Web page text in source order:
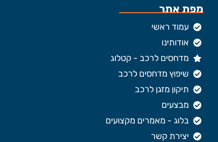
מפת אתר
עמוד ראשי
אודותינו
מדחסים לרכב - קטלוג
שיפוץ מדחסים לרכב
תיקון מזגן לרכב
מבצעים
בלוג - מאמרים מקצועים
יצירת קשר